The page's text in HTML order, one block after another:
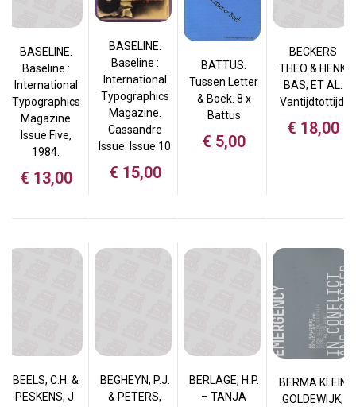
BASELINE.
Baseline :
International
Typographics
Magazine
Issue Five,
1984.
€ 13,00
BASELINE.
Baseline :
International
Typographics
Magazine.
Cassandre
Issue. Issue 10
€ 15,00
BATTUS.
Tussen Letter
& Boek. 8 x
Battus
€ 5,00
BECKERS
THEO & HENK
BAS; ET AL.
Vantijdtottijd.
€ 18,00
BEELS, C.H. &
PESKENS, J.
BEGHEYN, P.J.
& PETERS,
BERLAGE, H.P.
– TANJA
BERMA KLEIN
GOLDEWIJK;